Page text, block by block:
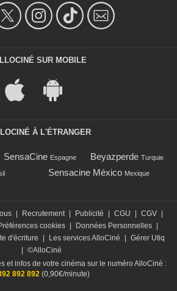
SUR MOBILE
À L'ÉTRANGER
SensaCine Espagne Beyazperde Turquie
Sensacine México Mexique
Recrutement Publicité CGU CGV
cookies Données Personnelles
d'écriture Les services AlloCiné
Gérer Utiq
©AlloCiné
et infos de votre cinéma sur le numéro AlloCiné :
892 892(0,90€/minute)